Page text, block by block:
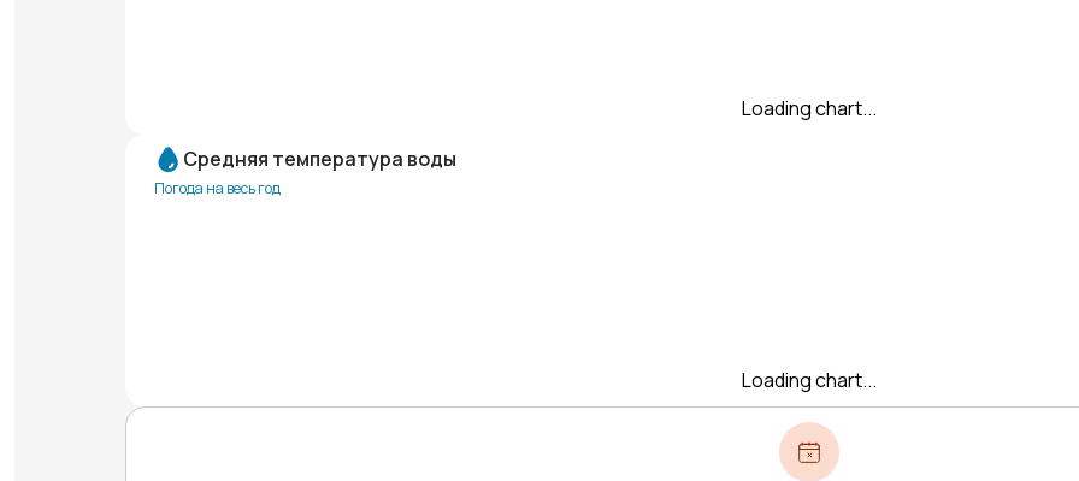
Loading chart...
Средняя температура воды
Погода на весь год
Loading chart...